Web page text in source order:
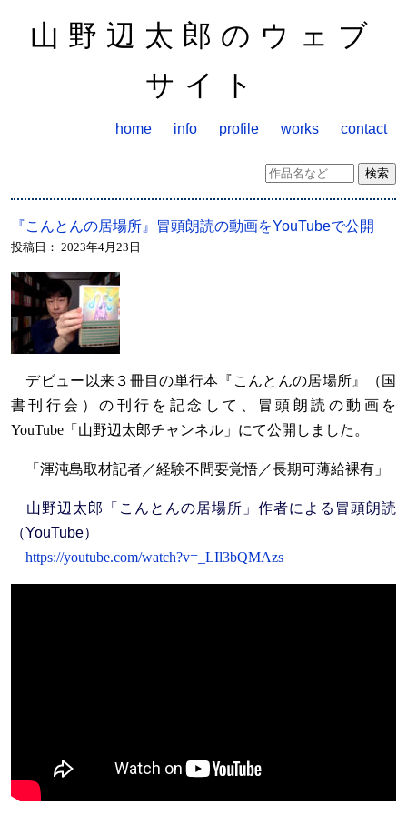
山野辺太郎のウェブ
サイト
home info profile works contact
『こんとんの居場所』冒頭朗読の動画をYouTubeで公開
投稿日： 2023年4月23日
デビュー以来３冊目の単行本『こんとんの居場所』（国
書刊行会）の刊行を記念して、冒頭朗読の動画を
YouTube「山野辺太郎チャンネル」にて公開しました。
「渾沌島取材記者／経験不問要覚悟／長期可薄給裸有」
山野辺太郎「こんとんの居場所」作者による冒頭朗読
（YouTube）
https://youtube.com/watch?v=_LIl3bQMAzs